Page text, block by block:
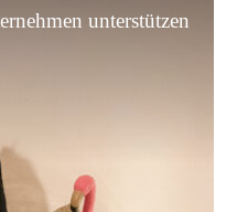
unterstützen